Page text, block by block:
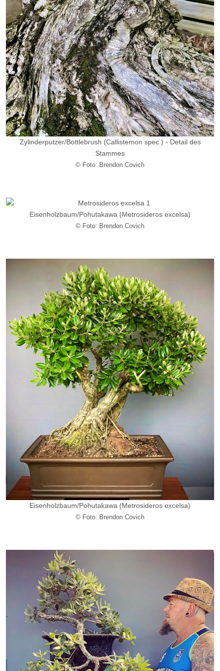
Zylinderputzer/Bottlebrush (Callistemon spec.) - Detail des
Stammes
© Foto: Brendon Covich
Eisenholzbaum/Pohutakawa (Metrosideros excelsa)
© Foto: Brendon Covich
Eisenholzbaum/Pohutakawa (Metrosideros excelsa)
© Foto: Brendon Covich